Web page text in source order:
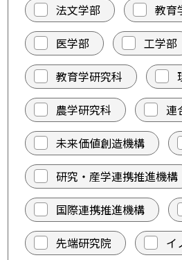
法文学部 教育
医学部
工学部
教育学研究科
農学研究科
連
未来価値創造機構
研究・産学連携推進機構
国際連携推進機構
先端研究院
イ